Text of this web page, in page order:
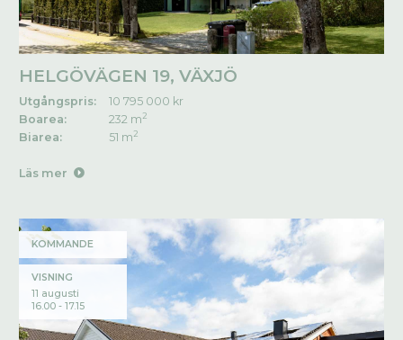
HELGÖVÄGEN 19, VÄXJÖ
Utgångspris:
10 795 000 kr
Boarea:
232 m2
Biarea: 51 m2
Läs mer
KOMMANDE
VISNING
11 augusti
16.00 - 17.15